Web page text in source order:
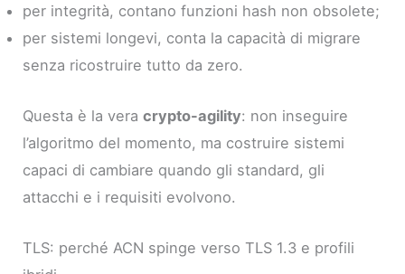
per integrità, contano funzioni hash non obsolete;
per sistemi longevi, conta la capacità di migrare
senza ricostruire tutto da zero.
Questa è la veracrypto-agility: non inseguire
l’algoritmo del momento, ma costruire sistemi
capaci di cambiare quando gli standard, gli
attacchi e i requisiti evolvono.
TLS: perché ACN spinge verso TLS 1.3 e profili